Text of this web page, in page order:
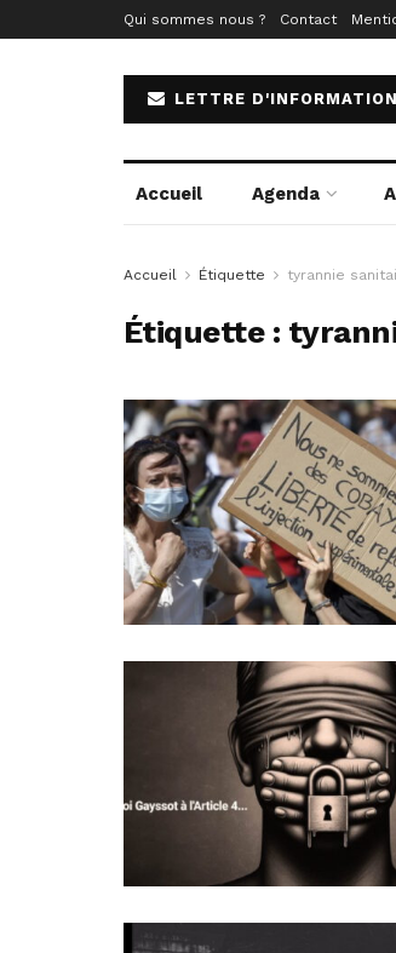
Qui sommes nous ? Contact
LETTRE D'INFORMATION
Accueil Agenda
Accueil Étiquette tyrannie
Étiquette :